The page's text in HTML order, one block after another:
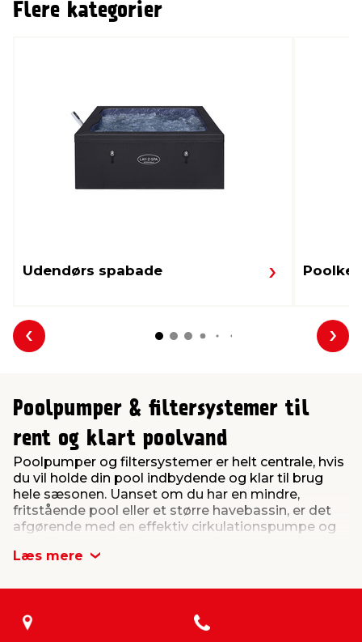
Flere kategorier
Udendørs spabade
Forrige
Poolpumper & filtersystemer til
rent og klart poolvand
Poolpumper og filtersystemer er helt centrale, hvis
du vil holde din pool indbydende og klar til brug
hele sæsonen. Uanset om du har en mindre,
fritstående pool eller et større havebassin, er det
afgørende med en effektiv cirkulationspumpe og
for, at vandet konstant cirkulerer og bliver renset
badeoplevelse.
En poolpumpe – også kaldet en cirkulationspumpe
Læs mere